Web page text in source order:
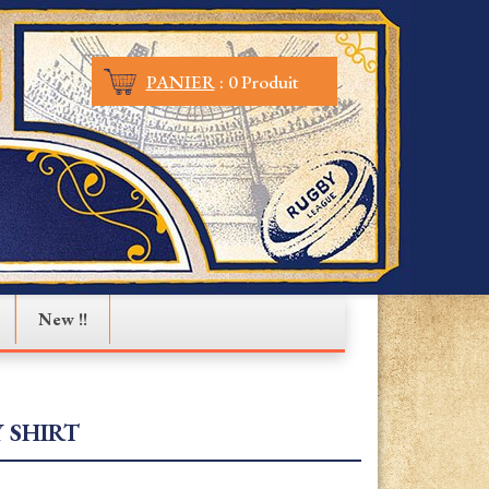
PANIER: 0 Produit
New !!
SHIRT